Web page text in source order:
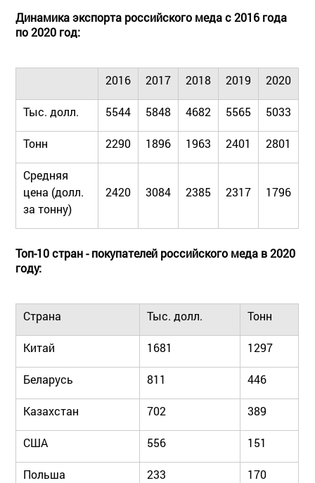
Динамика экспорта российского меда с 2016 года
по 2020 год:
2016 2017 2018 2019 2020
Тыс. долл. 5544 5848 4682 5565 5033
Тонн 2290 1896 1963 2401 2801
Средняя
цена (долл.
за тонну)
2420 3084 2385 2317 1796
Топ-10 стран - покупателей российского меда в 2020
году:
Страна Тыс. долл. Тонн
Китай 1681 1297
Беларусь 811 446
Казахстан 702 389
США 556 151
Польша 233 170